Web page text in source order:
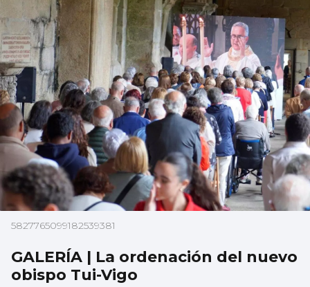
5827765099182539381
GALERÍA | La ordenación del nuevo
obispo Tui-Vigo